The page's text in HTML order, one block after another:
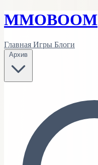
MMOBOOM
Главная Игры Блоги
Архив